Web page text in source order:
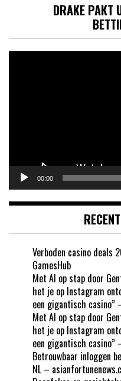
DRAKE PAKT
00:00
Verboden casino deals
GamesHub
Met AI op stap door
het je op Instagram
een gigantisch casino”
Met AI op stap door
het je op Instagram
een gigantisch casino”
Betrouwbaar inloggen
NL –